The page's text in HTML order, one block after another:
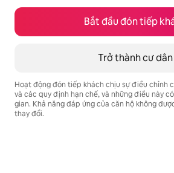
Bắt đầu đón tiếp
Trở thành cư dân
Hoạt động đón tiếp khách chịu sự điều chỉnh
và các quy định hạn chế, và những điều này
gian. Khả năng đáp ứng của căn hộ không
thay đổi.